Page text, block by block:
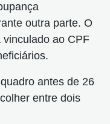
outra parte. O
ao CPF
antes de 26
entre dois